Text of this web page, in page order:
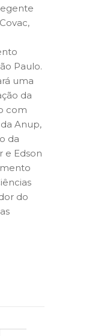
Paulo.
uma
da
com
Anup,
da
e Edson
do